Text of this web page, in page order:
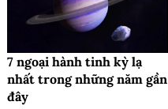
7 ngoại hành tinh kỳ lạ
nhất trong những năm gần
đây